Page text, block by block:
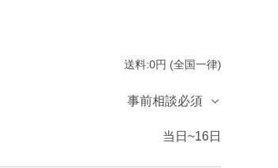
送料:0円 (全国一律)
事前相談必須
当日~16日